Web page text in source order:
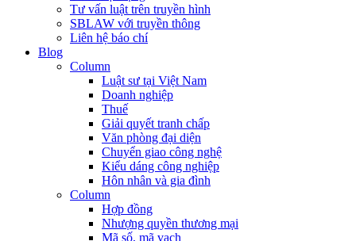
Tư vấn luật trên truyền hình
SBLAW với truyền thông
Liên hệ báo chí
Blog
Column
Luật sư tại Việt Nam
Doanh nghiệp
Thuế
Giải quyết tranh chấp
Văn phòng đại diện
Chuyển giao công nghệ
Kiểu dáng công nghiệp
Hôn nhân và gia đình
Column
Hợp đồng
Nhượng quyền thương mại
Mã số, mã vạch